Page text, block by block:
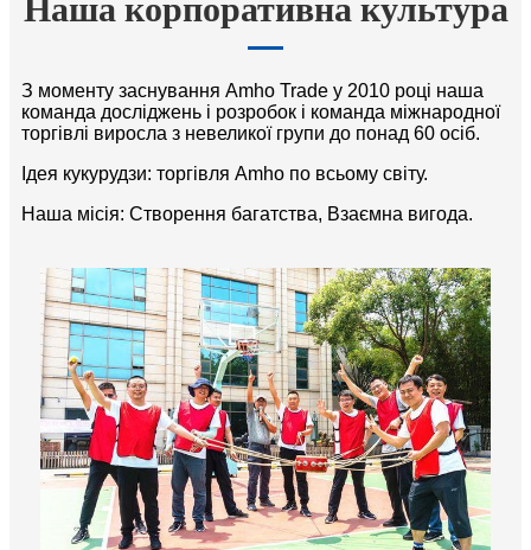
З моменту заснування Amho Trade у 2010 році наша
команда досліджень і розробок і команда міжнародної
торгівлі виросла з невеликої групи до понад 60 осіб.
Ідея кукурудзи: торгівля Amho по всьому світу.
Наша місія: Створення багатства, Взаємна вигода.